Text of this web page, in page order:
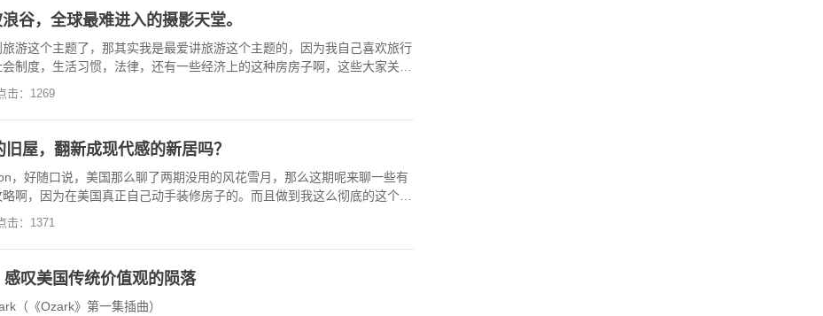
谷，全球最难进入的摄影天堂。
游这个主题了，那其实我是最爱讲旅游这个主题的，因为我自己喜欢旅行
制度，生活习惯，法律，还有一些经济上的这种房房子啊，这些大家关心
差异。所以就多讲了一些
击：1269
屋，翻新成现代感的新居吗？
，好随口说，美国那么聊了两期没用的风花雪月，那么这期呢来聊一些有
啊，因为在美国真正自己动手装修房子的。而且做到我这么彻底的这个工
击：1371
叹美国传统价值观的陨落
（《Ozark》第一集插曲）